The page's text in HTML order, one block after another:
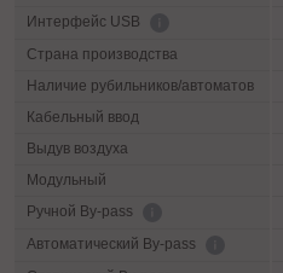
Интерфейс USB
Страна производства
Наличие рубильников/автоматов
Кабельный ввод
Выдув воздуха
Модульный
Ручной By-pass
Автоматический By-pass